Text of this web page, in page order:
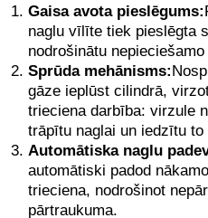
Gaisa avota pieslēgums:
naglu vīlīte tiek pieslēgta
nodrošinātu nepieciešamo
Sprūda mehānisms:
gāze ieplūst cilindrā,
trieciena darbība: virzule
trāpītu naglai un iedzītu
Automātiska naglu
automātiski padod
trieciena, nodrošinot
pārtraukuma.